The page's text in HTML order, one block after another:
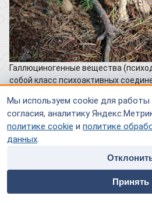
Мы используем cookie для работы
согласия, аналитику
политике cookie и политике
данных.
Принять
home people
Специалисты
Галлюциногенные вещества
собой класс психоактивных
восприятии реальности. Они
галлюцинации и приводя к
чувств, мышления, эмоций и
влияния на психику человека могут
серьезную проблему